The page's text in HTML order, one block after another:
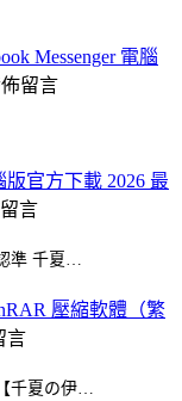
Messenger 電腦
留言
官方下載 2026 最
言
準 千夏…
壓縮軟體（繁
言
千夏の伊…